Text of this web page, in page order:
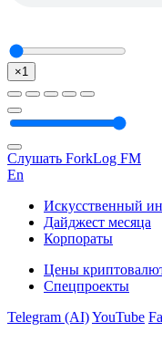
×1
Слушать ForkLog FM
En
Искусственный
Дайджест месяца
Корпораты
Цены
Спецпроекты
Telegram (AI)YouTube